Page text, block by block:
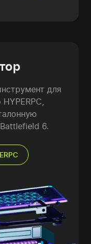
для
6.